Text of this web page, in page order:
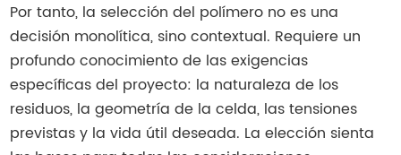
Por tanto, la selección del polímero no es una
decisión monolítica, sino contextual. Requiere un
profundo conocimiento de las exigencias
específicas del proyecto: la naturaleza de los
residuos, la geometría de la celda, las tensiones
previstas y la vida útil deseada. La elección sienta